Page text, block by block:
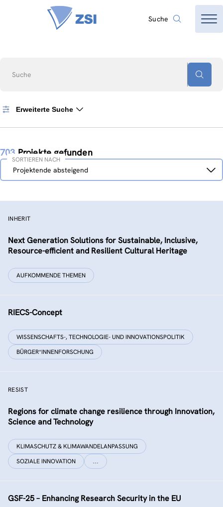
Suche
Suche
Erweiterte Suche
703 Projekte gefunden
Sortieren
nachProjektende absteigend
SORTIEREN NACH
INHERIT
Next Generation Solutions for Sustainable, Inclusive,
Resource-efficient and Resilient Cultural Heritage
AUFKOMMENDE THEMEN
RIECS-Concept
WISSENSCHAFTS-, TECHNOLOGIE- UND INNOVATIONSPOLITIK
BÜRGER*INNENFORSCHUNG
RESIST
Regions for climate change resilience through Innovation,
Science and Technology
KLIMASCHUTZ & KLIMAWANDELANPASSUNG
SOZIALE INNOVATION
…
GSF-25 – Enhancing Research Security in the EU